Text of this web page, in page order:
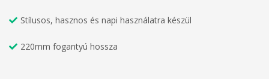
Stílusos, hasznos és napi használatra készül
220mm fogantyú hossza